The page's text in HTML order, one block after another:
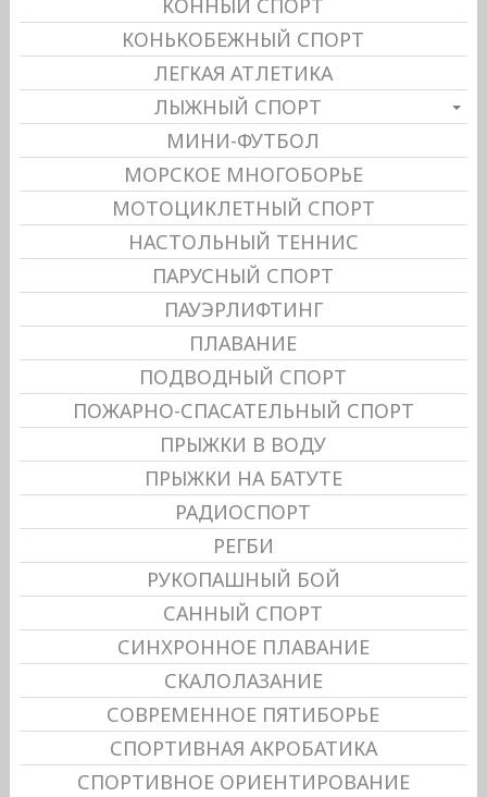
КОННЫЙ СПОРТ
КОНЬКОБЕЖНЫЙ СПОРТ
ЛЕГКАЯ АТЛЕТИКА
ЛЫЖНЫЙ СПОРТ
МИНИ-ФУТБОЛ
МОРСКОЕ МНОГОБОРЬЕ
МОТОЦИКЛЕТНЫЙ СПОРТ
НАСТОЛЬНЫЙ ТЕННИС
ПАРУСНЫЙ СПОРТ
ПАУЭРЛИФТИНГ
ПЛАВАНИЕ
ПОДВОДНЫЙ СПОРТ
ПОЖАРНО-СПАСАТЕЛЬНЫЙ СПОРТ
ПРЫЖКИ В ВОДУ
ПРЫЖКИ НА БАТУТЕ
РАДИОСПОРТ
РЕГБИ
РУКОПАШНЫЙ БОЙ
САННЫЙ СПОРТ
СИНХРОННОЕ ПЛАВАНИЕ
СКАЛОЛАЗАНИЕ
СОВРЕМЕННОЕ ПЯТИБОРЬЕ
СПОРТИВНАЯ АКРОБАТИКА
СПОРТИВНОЕ ОРИЕНТИРОВАНИЕ